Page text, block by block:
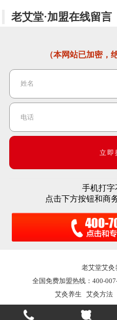
老艾堂·加盟在线留言
（本网站已加密，
手机打字
点击下方按钮和商
老艾堂艾灸
全国免费加盟热线：400-
艾灸养生
艾灸方法